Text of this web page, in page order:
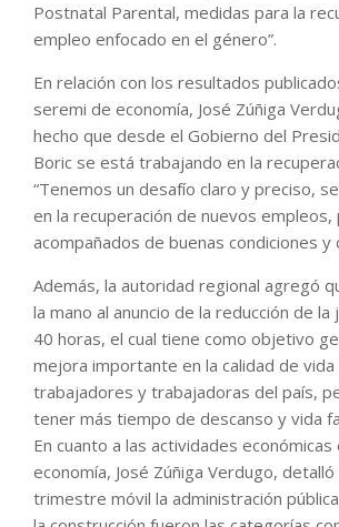
Postnatal Parental, medidas para la
empleo enfocado en el género”.
En relación con los resultados
seremi de economía, José Zúñiga
hecho que desde el Gobierno del
Boric se está trabajando en la
“Tenemos un desafío claro y preciso,
en la recuperación de nuevos empleos,
acompañados de buenas condiciones y
Además, la autoridad regional agregó
la mano al anuncio de la reducción de la
40 horas, el cual tiene como objetivo
mejora importante en la calidad de vida
trabajadores y trabajadoras del país,
tener más tiempo de descanso y vida
En cuanto a las actividades
economía, José Zúñiga Verdugo,
trimestre móvil la administración